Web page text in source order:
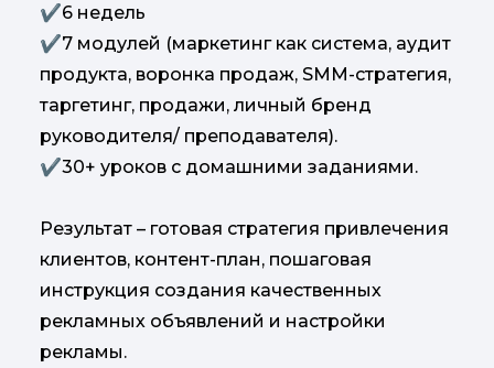
✔️6 недель
✔️7 модулей (маркетинг как система, аудит
продукта, воронка продаж, SMM-стратегия,
таргетинг, продажи, личный бренд
руководителя/ преподавателя).
✔️30+ уроков с домашними заданиями.
Результат – готовая стратегия привлечения
клиентов, контент-план, пошаговая
инструкция создания качественных
рекламных объявлений и настройки
рекламы.